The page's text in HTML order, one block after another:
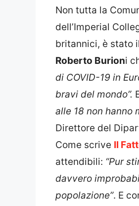
Non tutta la
dell’Imperial
britannici, è stato
Roberto Burioni
di COVID-19 in
bravi del mondo”.
alle 18 non hanno
Direttore del
Come scrive Il
attendibili: “Pur
davvero
popolazione”. E